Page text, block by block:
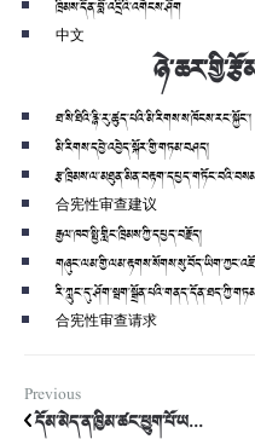
ཁྲིམས་དོན་བློ་འདྲིའི་འགེངས་ཤོག
中文
ཐ་སི་ཐིའི་རྙི་རུ་ཚུད་པའི་མི་རིགས་ས་ཁོངས་རང་སྐྱོང་།
མི་རིགས་དབྱེ་འབྱེད་སྐོར་གྱི་གཏམ་བཤད།
合宪性审查建议
རྒྱལ་ཁབ་སྤྱི་གླིང་ཁྲིམས་ཀྱི་དཔྱད་བརྗོད།
合宪性审查请求
Previous
དོམ་མེད་ན་ཁྱིམ་ཚང་ཕྱུག་པོ་ཡ...